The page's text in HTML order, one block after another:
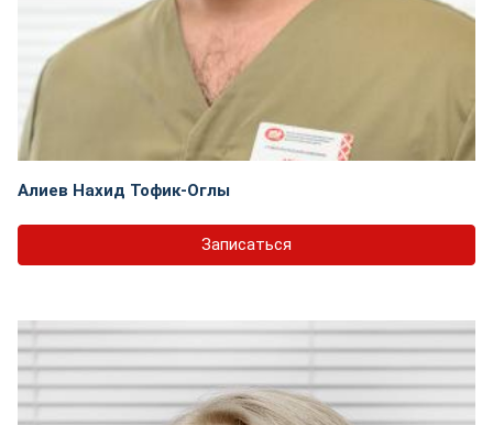
Алиев Нахид Тофик-Оглы
Записаться